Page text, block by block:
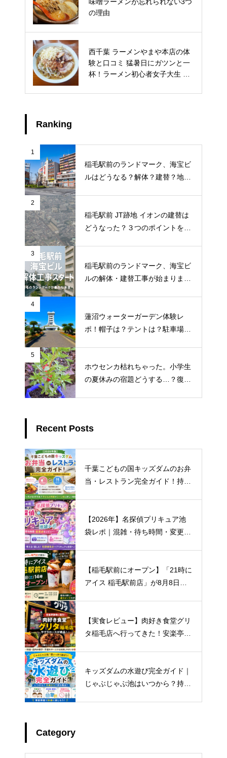
味噌ラーメンが忘れられない3つ
の理由
西千葉 ラーメンやまや本店の体
験と口コミ 猛暑日にガツンと一
杯！ラーメン初心者女子大生 一
ご狩り 口コミ 料金 予約方法 駐
車場 品種 を徹底ガイド
稲毛浅間神社 安産祈願 申込方法
人気の理由の3つのポイントを紹
介
Ranking
1
稲毛駅前のランドマーク、海宝ビ
ルはどうなる？解体？建替？地元
2
稲毛駅前 JT跡地 イオンの建替は
どうなった？３つのポイントを調
3
稲毛駅前のランドマーク、海宝ビ
ルの解体・建替工事が始まりまし
4
蓮沼ウォーターガーデン体験レ
ポ！帽子は？テントは？駐車場ま
5
ホウセンカ枯れちゃった。小学生
の夏休みの宿題どうする…？復活
Recent Posts
千葉こどもの国キッズダムのお弁
当・レストラン完全ガイド！持ち
【2026年】名探偵プリキュア池
袋レポ｜混雑・待ち時間・変更点
【稲毛駅前にオープン】「21時に
アイス 稲毛駅前店」が8月8日開
【実食レビュー】肉好き食堂グリ
タ稲毛店へ行ってきた！安楽亭跡
キッズダムの水遊び完全ガイド｜
じゃぶじゃぶ池はいつから？持ち
Category